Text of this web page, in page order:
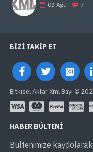
02 Ağu 7
BIZI TAKIP ET
Bitkisel Aktar Xml Bayi ©
HABER BÜLTENI
Bültenimize